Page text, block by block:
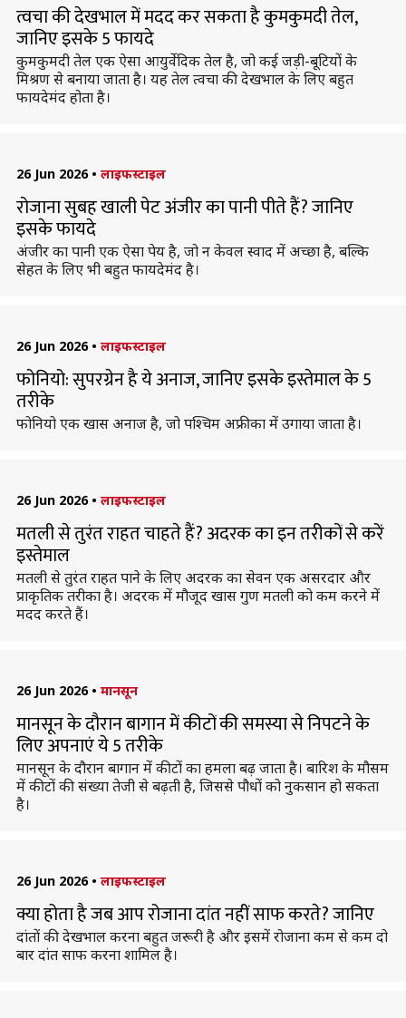
त्वचा की देखभाल में मदद कर सकता है कुमकुमदी तेल,
जानिए इसके 5 फायदे
कुमकुमदी तेल एक ऐसा आयुर्वेदिक तेल है, जो कई जड़ी-बूटियों के
मिश्रण से बनाया जाता है। यह तेल त्वचा की देखभाल के लिए बहुत
फायदेमंद होता है।
26 Jun 2026 • लाइफस्टाइल
रोजाना सुबह खाली पेट अंजीर का पानी पीते हैं? जानिए
इसके फायदे
अंजीर का पानी एक ऐसा पेय है, जो न केवल स्वाद में अच्छा है, बल्कि
सेहत के लिए भी बहुत फायदेमंद है।
26 Jun 2026 • लाइफस्टाइल
फोनियो: सुपरग्रेन है ये अनाज, जानिए इसके इस्तेमाल के 5
तरीके
फोनियो एक खास अनाज है, जो पश्चिम अफ्रीका में उगाया जाता है।
26 Jun 2026 • लाइफस्टाइल
मतली से तुरंत राहत चाहते हैं? अदरक का इन तरीकों से करें
इस्तेमाल
मतली से तुरंत राहत पाने के लिए अदरक का सेवन एक असरदार और
प्राकृतिक तरीका है। अदरक में मौजूद खास गुण मतली को कम करने में
मदद करते हैं।
26 Jun 2026 • मानसून
मानसून के दौरान बागान में कीटों की समस्या से निपटने के
लिए अपनाएं ये 5 तरीके
मानसून के दौरान बागान में कीटों का हमला बढ़ जाता है। बारिश के मौसम
में कीटों की संख्या तेजी से बढ़ती है, जिससे पौधों को नुकसान हो सकता
है।
26 Jun 2026 • लाइफस्टाइल
क्या होता है जब आप रोजाना दांत नहीं साफ करते? जानिए
दांतों की देखभाल करना बहुत जरूरी है और इसमें रोजाना कम से कम दो
बार दांत साफ करना शामिल है।